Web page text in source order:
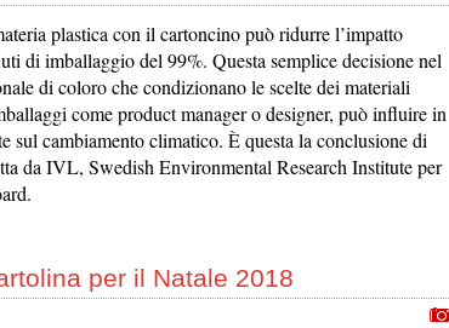
plastica con il cartoncino può ridurre l’impatto
di imballaggio del 99%. Questa semplice decisione nel
di coloro che condizionano le scelte dei materiali
come product manager o designer, può influire in
sul cambiamento climatico. È questa la conclusione di
da IVL, Swedish Environmental Research Institute per
per il Natale 2018